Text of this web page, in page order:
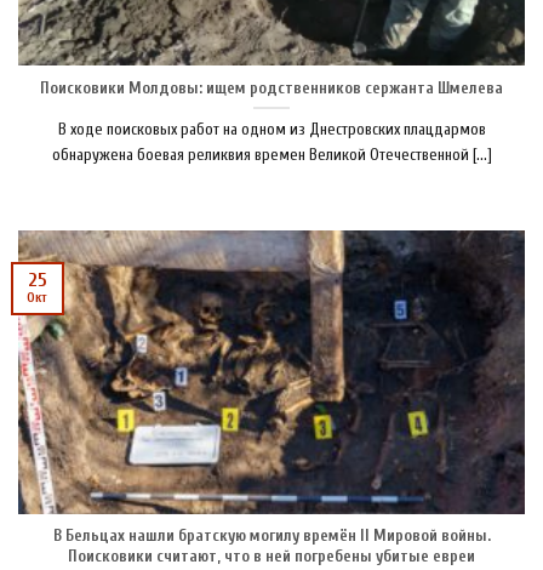
Поисковики Молдовы: ищем родственников сержанта Шмелева
В ходе поисковых работ на одном из Днестровских плацдармов
обнаружена боевая реликвия времен Великой Отечественной [...]
В Бельцах нашли братскую могилу времён II Мировой войны.
Поисковики считают, что в ней погребены убитые евреи
25
Окт